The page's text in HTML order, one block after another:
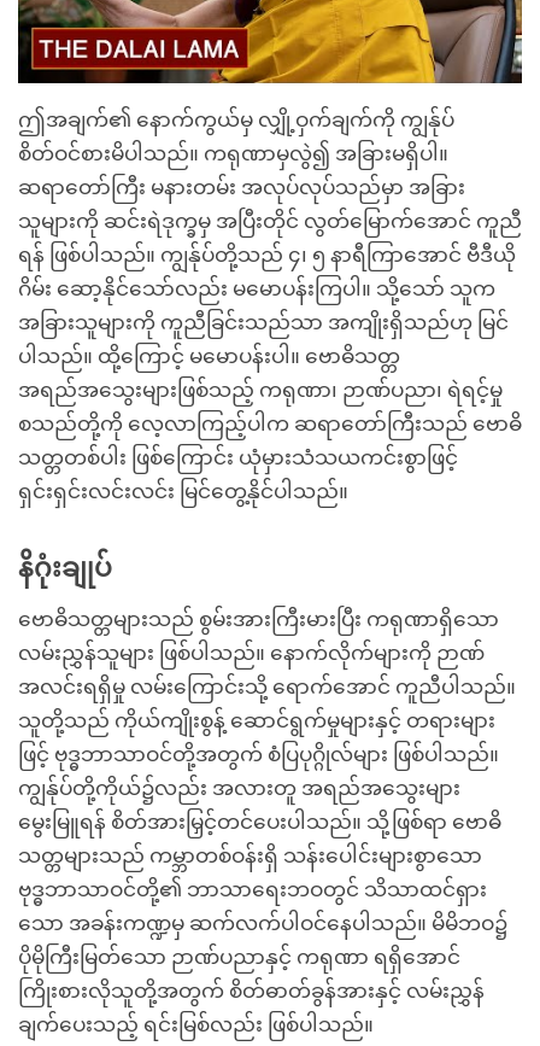
ဤအချက်၏ နောက်ကွယ်မှ လျှို့ဝှက်ချက်ကို ကျွန်ုပ်
စိတ်ဝင်စားမိပါသည်။ ကရုဏာမှလွဲ၍ အခြားမရှိပါ။
ဆရာတော်ကြီး မနားတမ်း အလုပ်လုပ်သည်မှာ အခြား
သူများကို ဆင်းရဲဒုက္ခမှ အပြီးတိုင် လွတ်မြောက်အောင် ကူညီ
ရန် ဖြစ်ပါသည်။ ကျွန်ုပ်တို့သည် ၄၊ ၅ နာရီကြာအောင် ဗီဒီယို
ဂိမ်း ဆော့နိုင်သော်လည်း မမောပန်းကြပါ။ သို့သော် သူက
အခြားသူများကို ကူညီခြင်းသည်သာ အကျိုးရှိသည်ဟု မြင်
ပါသည်။ ထို့ကြောင့် မမောပန်းပါ။ ဗောဓိသတ္တ
အရည်အသွေးများဖြစ်သည့် ကရုဏာ၊ ဉာဏ်ပညာ၊ ရဲရင့်မှု
စသည်တို့ကို လေ့လာကြည့်ပါက ဆရာတော်ကြီးသည် ဗောဓိ
သတ္တတစ်ပါး ဖြစ်ကြောင်း ယုံမှားသံသယကင်းစွာဖြင့်
ရှင်းရှင်းလင်းလင်း မြင်တွေ့နိုင်ပါသည်။
နိဂုံးချုပ်
ဗောဓိသတ္တများသည် စွမ်းအားကြီးမားပြီး ကရုဏာရှိသော
လမ်းညွှန်သူများ ဖြစ်ပါသည်။ နောက်လိုက်များကို ဉာဏ်
အလင်းရရှိမှု လမ်းကြောင်းသို့ ရောက်အောင် ကူညီပါသည်။
သူတို့သည် ကိုယ်ကျိုးစွန့် ဆောင်ရွက်မှုများနှင့် တရားများ
ဖြင့် ဗုဒ္ဓဘာသာဝင်တို့အတွက် စံပြပုဂ္ဂိုလ်များ ဖြစ်ပါသည်။
ကျွန်ုပ်တို့ကိုယ်၌လည်း အလားတူ အရည်အသွေးများ
မွေးမြူရန် စိတ်အားမြှင့်တင်ပေးပါသည်။ သို့ဖြစ်ရာ ဗောဓိ
သတ္တများသည် ကမ္ဘာတစ်ဝန်းရှိ သန်းပေါင်းများစွာသော
ဗုဒ္ဓဘာသာဝင်တို့၏ ဘာသာရေးဘဝတွင် သိသာထင်ရှား
သော အခန်းကဏ္ဍမှ ဆက်လက်ပါဝင်နေပါသည်။ မိမိဘဝ၌
ပိုမိုကြီးမြတ်သော ဉာဏ်ပညာနှင့် ကရုဏာ ရရှိအောင်
ကြိုးစားလိုသူတို့အတွက် စိတ်ဓာတ်ခွန်အားနှင့် လမ်းညွှန်
ချက်ပေးသည့် ရင်းမြစ်လည်း ဖြစ်ပါသည်။